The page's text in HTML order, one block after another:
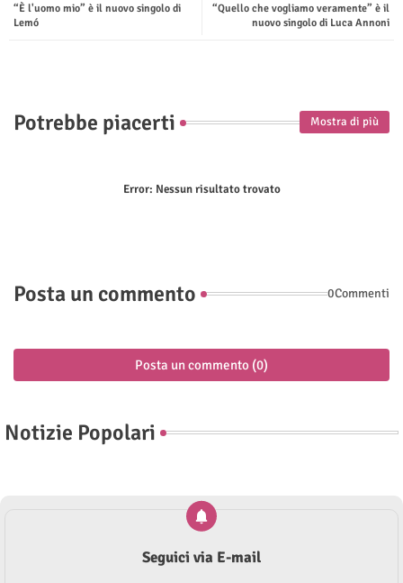
ter tsap
“Quello che vogliamo veramente” è il
nuovo singolo di Luca Annoni
“È l'uomo mio” è il nuovo singolo di
Lemó
Potrebbe piacerti Mostra di più
Error: Nessun risultato trovato
Posta un commento 0Commenti
Posta un commento (0)
Notizie Popolari
Seguici via E-mail